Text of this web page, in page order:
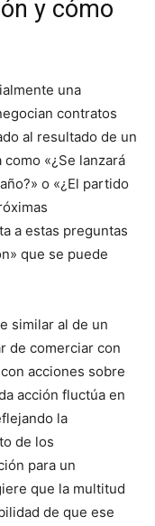
y cómo
una
contratos
al resultado de un
«¿Se lanzará
o «¿El partido
a estas preguntas
que se puede
similar al de un
de comerciar con
acciones sobre
acción fluctúa en
la
de los
para un
que la multitud
de que ese